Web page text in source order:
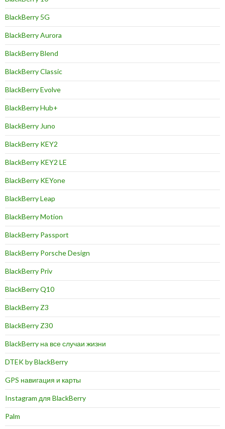
BlackBerry 5G
BlackBerry Aurora
BlackBerry Blend
BlackBerry Classic
BlackBerry Evolve
BlackBerry Hub+
BlackBerry Juno
BlackBerry KEY2
BlackBerry KEY2 LE
BlackBerry KEYone
BlackBerry Leap
BlackBerry Motion
BlackBerry Passport
BlackBerry Porsche Design
BlackBerry Priv
BlackBerry Q10
BlackBerry Z3
BlackBerry Z30
BlackBerry на все случаи жизни
DTEK by BlackBerry
GPS навигация и карты
Instagram для BlackBerry
Palm